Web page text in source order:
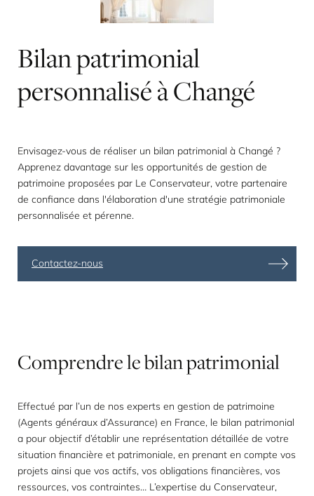
Bilanpatrimonial
personnaliséàChangé
Envisagez-vous de réaliser un bilan patrimonial à Changé ?
Apprenez davantage sur les opportunités de gestion de
patrimoine proposées par Le Conservateur, votre partenaire
de confiance dans l'élaboration d'une stratégie patrimoniale
personnalisée et pérenne.
Contactez-nous
Comprendrelebilanpatrimonial
Effectué par l’un de nos experts en gestion de patrimoine
(Agents généraux d’Assurance) en France, le bilan patrimonial
a pour objectif d’établir une représentation détaillée de votre
situation financière et patrimoniale, en prenant en compte vos
projets ainsi que vos actifs, vos obligations financières, vos
ressources, vos contraintes… L’expertise du Conservateur,